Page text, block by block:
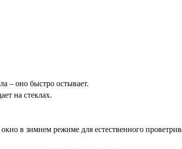
– оно быстро остывает.
на стеклах.
в зимнем режиме для естественного